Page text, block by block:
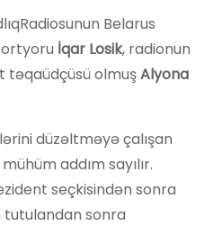
Belarus
İqar Losik, radionun
təqaüdçüsü olmuşAlyona
düzəltməyə çalışan
addım sayılır.
seçkisindən sonra
tutulandan sonra